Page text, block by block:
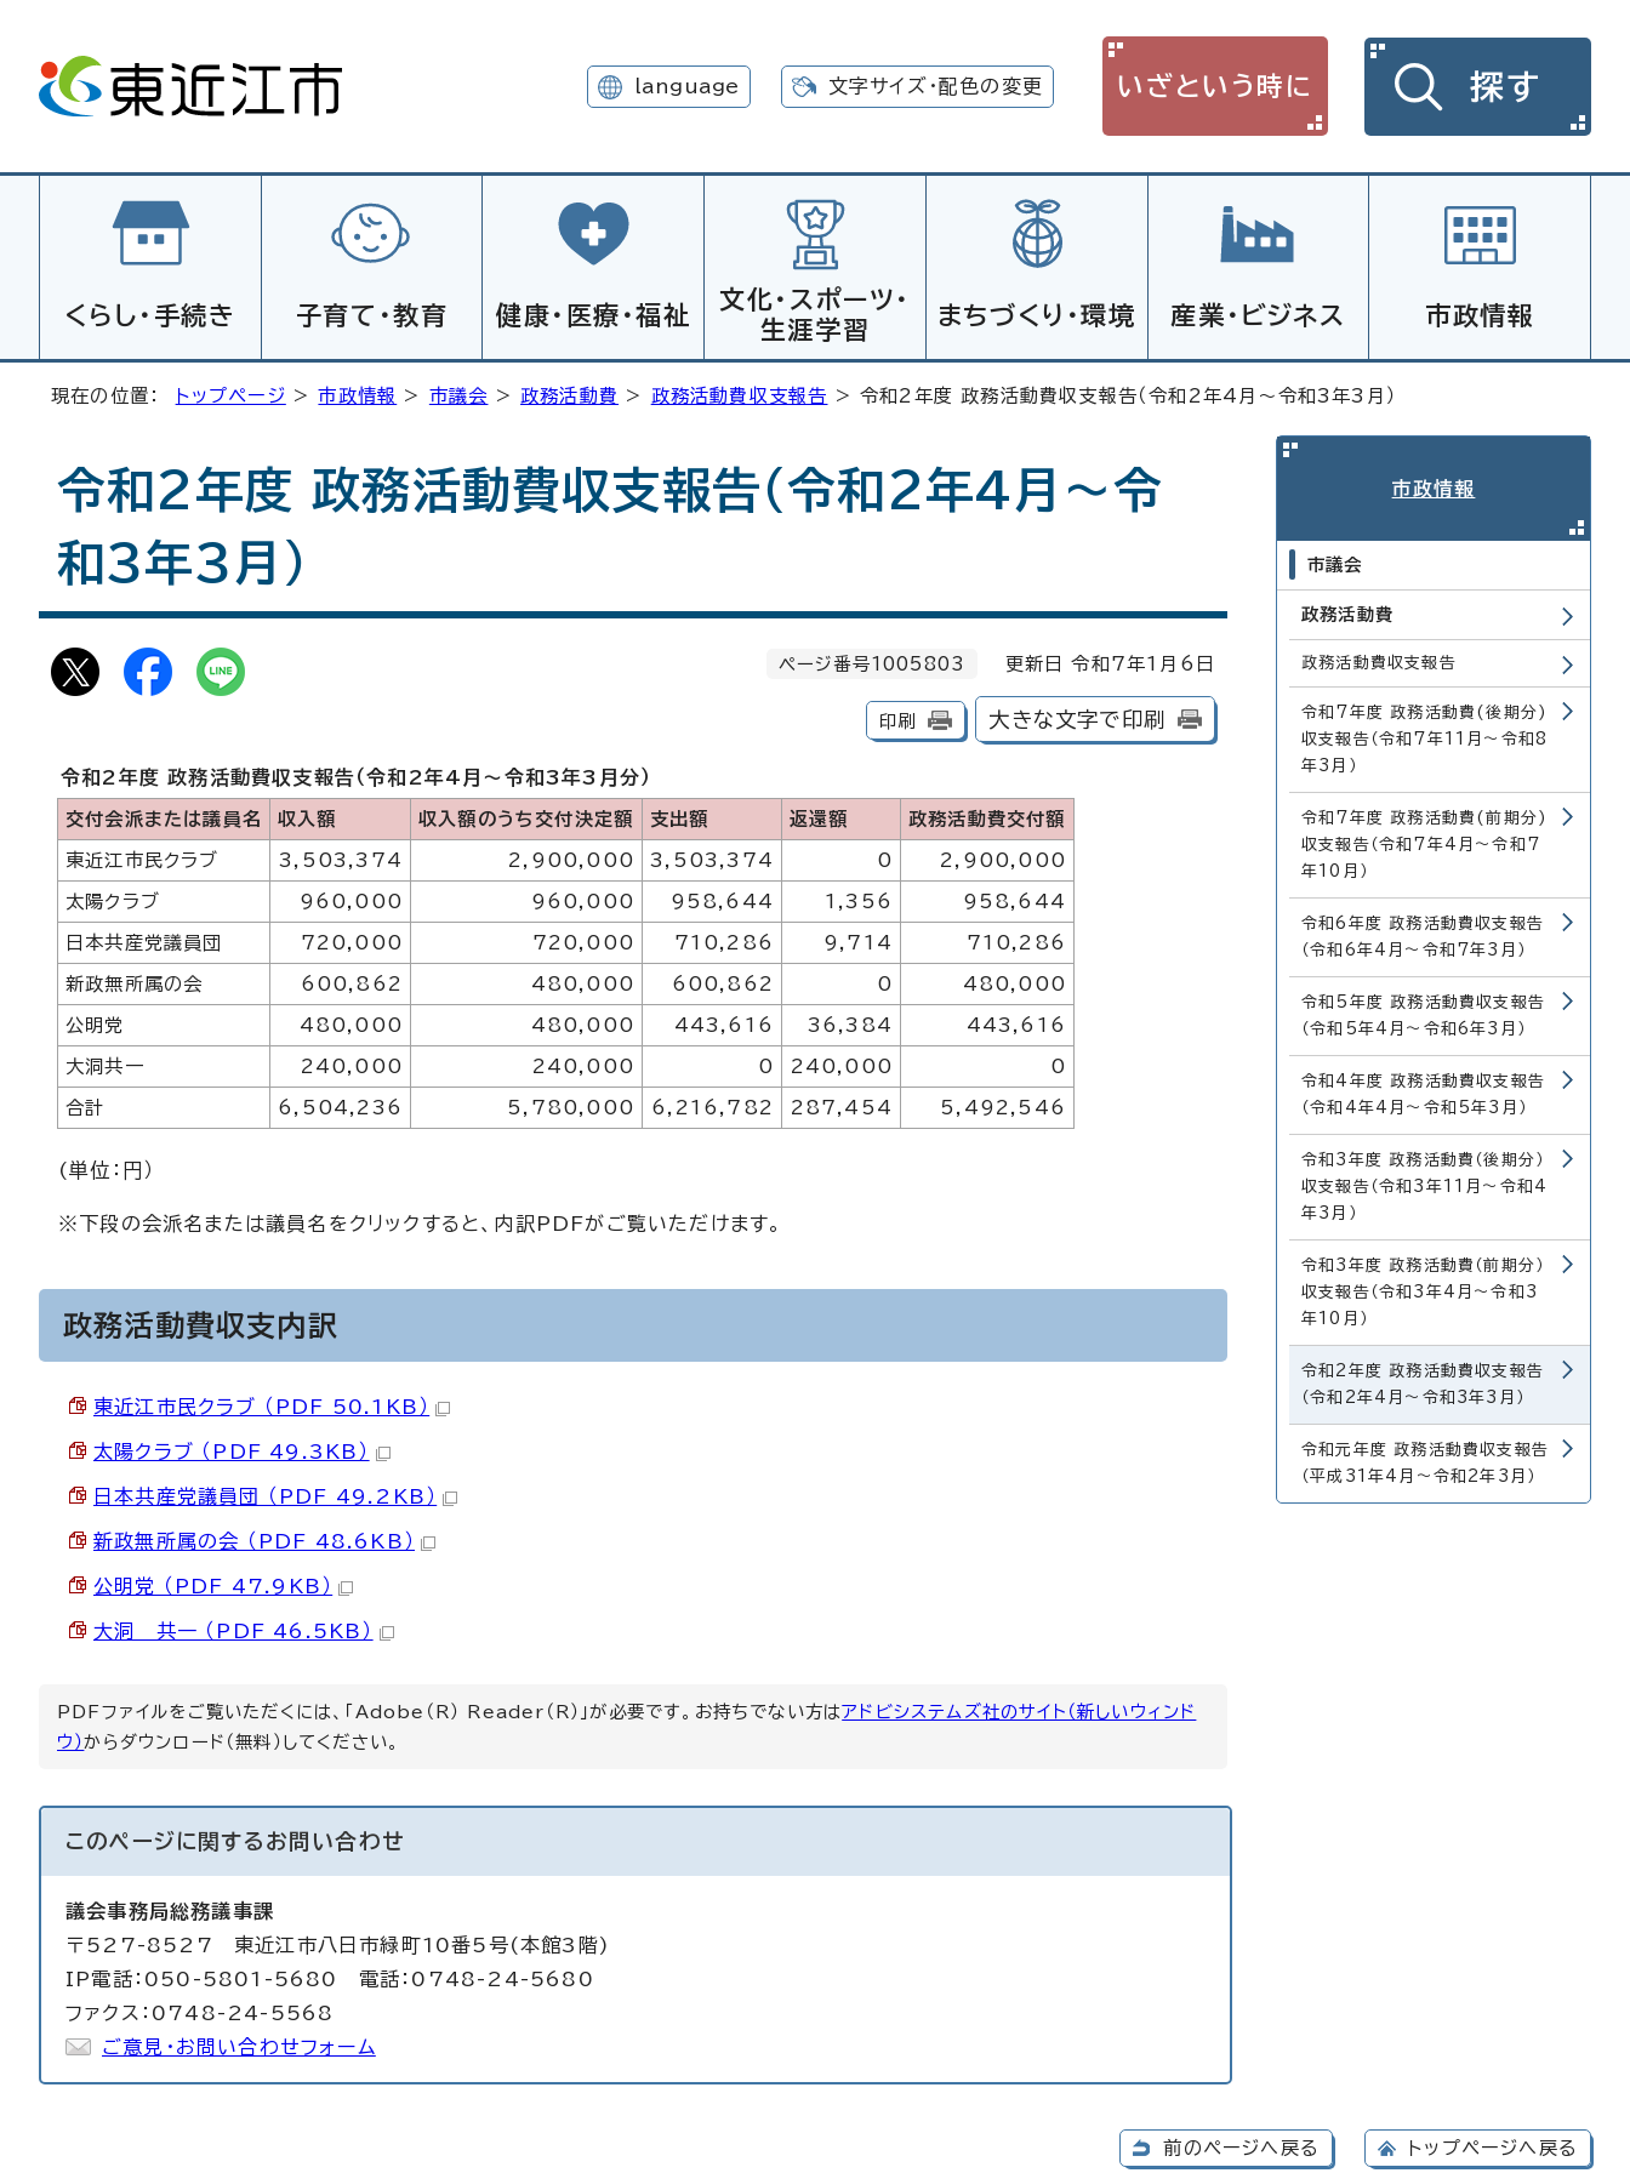
language 文字サイズ・配色の変更 いざという時に 探す
くらし・手続き 子育て・教育 健康・医療・福祉
文化・スポーツ・
生涯学習
まちづくり・環境 産業・ビジネス 市政情報
現在の位置： トップページ >市政情報 > 市議会 > 政務活動費 > 政務活動費収支報告 > 令和2年度 政務活動費収支報告（令和2年4月～令和3年3月）
令和2年度 政務活動費収支報告（令和2年4月～令
和3年3月）
ページ番号1005803 更新日 令和7年1月6日
印刷 大きな文字で印刷
令和2年度 政務活動費収支報告（令和2年4月～令和3年3月分）
交付会派または議員名 収入額 収入額のうち交付決定額 支出額 返還額 政務活動費交付額
東近江市民クラブ 3,503,374 2,900,000 3,503,374 0 2,900,000
太陽クラブ 960,000 960,000 958,644 1,356 958,644
日本共産党議員団 720,000 720,000 710,286 9,714 710,286
新政無所属の会 600,862 480,000 600,862 0 480,000
公明党 480,000 480,000 443,616 36,384 443,616
大洞共一 240,000 240,000 0 240,000 0
合計 6,504,236 5,780,000 6,216,782 287,454 5,492,546
(単位：円）
※下段の会派名または議員名をクリックすると、内訳PDFがご覧いただけます。
政務活動費収支内訳
東近江市民クラブ （PDF 50.1KB）
太陽クラブ （PDF 49.3KB）
日本共産党議員団 （PDF 49.2KB）
新政無所属の会 （PDF 48.6KB）
公明党 （PDF 47.9KB）
大洞 共一 （PDF 46.5KB）
PDFファイルをご覧いただくには、「Adobe（R） Reader（R）」が必要です。お持ちでない方はアドビシステムズ社のサイト（新しいウィンド
ウ）からダウンロード（無料）してください。
このページに関する お問い合わせ
議会事務局総務議事課
〒527-8527 東近江市八日市緑町10番5号(本館3階)
IP電話：050-5801-5680 電話：0748-24-5680
ファクス：0748-24-5568
ご意見・お問い合わせフォーム
市政情報
市議会
政務活動費
政務活動費収支報告
令和7年度 政務活動費(後期分)
収支報告（令和7年11月～令和8
年3月）
令和7年度 政務活動費(前期分)
収支報告（令和7年4月～令和7
年10月）
令和6年度 政務活動費収支報告
（令和6年4月～令和7年3月）
令和5年度 政務活動費収支報告
（令和5年4月～令和6年3月）
令和4年度 政務活動費収支報告
（令和4年4月～令和5年3月）
令和3年度 政務活動費（後期分）
収支報告（令和3年11月～令和4
年3月）
令和3年度 政務活動費（前期分）
収支報告（令和3年4月～令和3
年10月）
令和2年度 政務活動費収支報告
（令和2年4月～令和3年3月）
令和元年度 政務活動費収支報告
（平成31年4月～令和2年3月）
前のページへ戻る トップページへ戻る